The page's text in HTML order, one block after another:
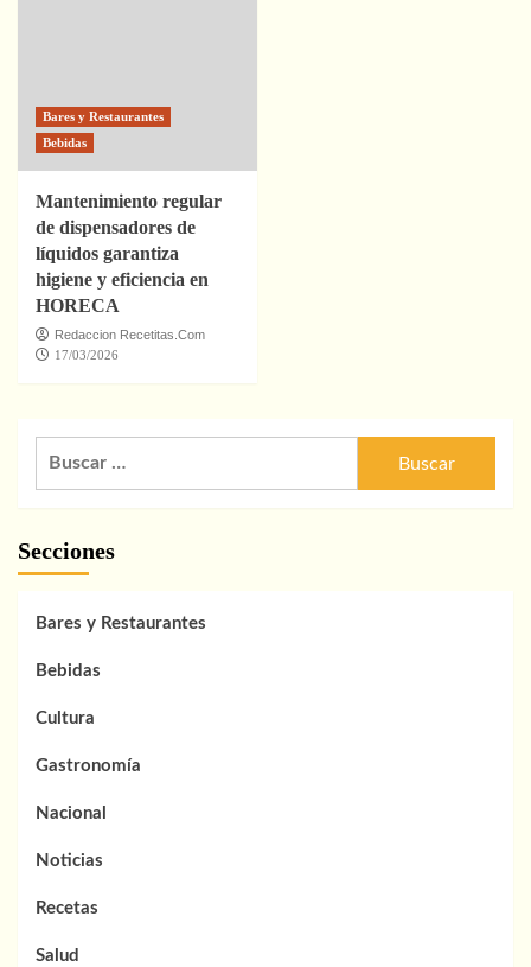
Bares y Restaurantes
Bebidas
Mantenimiento regular
de dispensadores de
líquidos garantiza
higiene y eficiencia en
HORECA
Redaccion Recetitas.Com
17/03/2026
Secciones
Bares y Restaurantes
Bebidas
Cultura
Gastronomía
Nacional
Noticias
Recetas
Salud